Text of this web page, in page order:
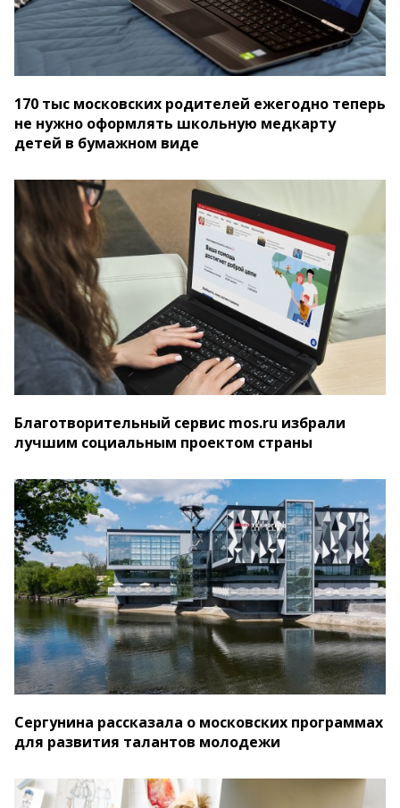
170 тыс московских родителей ежегодно теперь
не нужно оформлять школьную медкарту
детей в бумажном виде
Благотворительный сервис mos.ru избрали
лучшим социальным проектом страны
Сергунина рассказала о московских программах
для развития талантов молодежи